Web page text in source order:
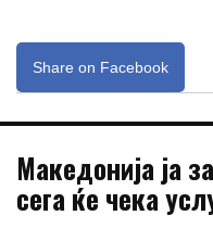
Share on Facebook
Македонија ја
сега ќе чека